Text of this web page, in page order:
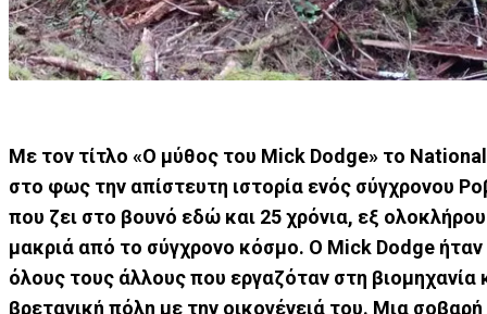
Με τον τίτλο «Ο μύθος του Mick Dodge» το
στο φως την απίστευτη ιστορία ενός σύγχρονου
που ζει στο βουνό εδώ και 25 χρόνια, εξ
μακριά από το σύγχρονο κόσμο. Ο Mick Dodge
όλους τους άλλους που εργαζόταν στη βιομηχανία
βρετανική πόλη με την οικογένειά του. Μια